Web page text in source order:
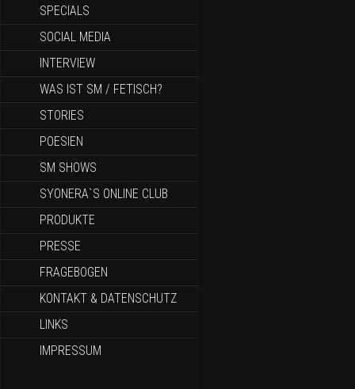
SPECIALS
SOCIAL MEDIA
INTERVIEW
WAS IST SM / FETISCH?
STORIES
POESIEN
SM SHOWS
SYONERA`S ONLINE CLUB
PRODUKTE
PRESSE
FRAGEBOGEN
KONTAKT & DATENSCHUTZ
LINKS
IMPRESSUM